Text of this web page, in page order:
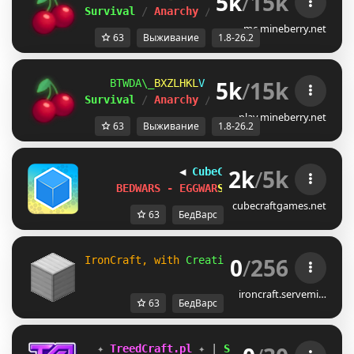
Survival
/ Anarchy / BedWars / SkyWars
mc.mineberry.net
63 Выживание 1.8-26.2
PMVYZY\ FI[ZQJZ M ＭＩＮＥＢＥＲＲＹ
Survival
/ Anarchy / BedWars / SkyWars
5k/15k
play.mineberry.net
63 Выживание 1.8-26.2
◀ CubeCraft Games [EU]
BEDWARS - EGGWARS - LUC KY PI A
2k/5k
cubecraftgames.net
63 БедВарс
IronCraft, with Creative, Bedwars
0/256
ironcraft.servemi…
63 БедВарс
✦ TreedCraft.pl ✦ SMP | Duels |